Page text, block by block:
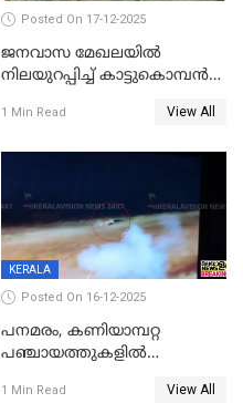
Posted On 17-12-2025
ജനവാസ മേഖലയില്‍
നിലയുറപ്പിച്ച് കാട്ടുകൊമ്പന്‍
1 Min Read View All
KERALA
Posted On 16-12-2025
പനമരം, കണിയാമ്പറ്റ
പഞ്ചായത്തുകളിൽ
സ്ഥാപനങ്ങൾക്ക് അവധി
1 Min Read View All